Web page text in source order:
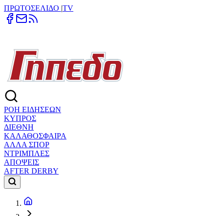
ΠΡΩΤΟΣΕΛΙΔΟ |TV
ΡΟΗ ΕΙΔΗΣΕΩΝ
ΚΥΠΡΟΣ
ΔΙΕΘΝΗ
ΚΑΛΑΘΟΣΦΑΙΡΑ
ΑΛΛΑ ΣΠΟΡ
ΝΤΡΙΜΠΛΕΣ
ΑΠΟΨΕΙΣ
AFTER DERBY